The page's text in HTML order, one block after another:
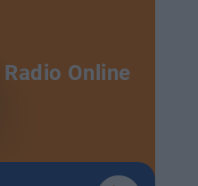
Radio Online